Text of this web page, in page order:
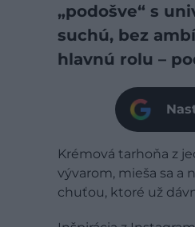
„podošve“ s
suchú, bez
hlavnú rolu –
Krémová tarhoňa z
vývarom, mieša sa a
chuťou, ktoré už